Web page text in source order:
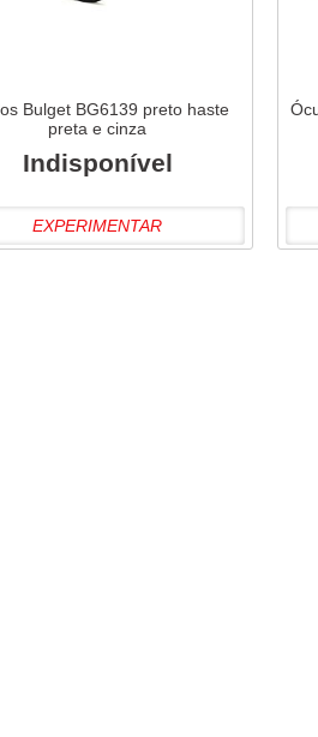
Bulget BG6139 preto haste
preta e cinza
Indisponível
EXPERIMENTAR